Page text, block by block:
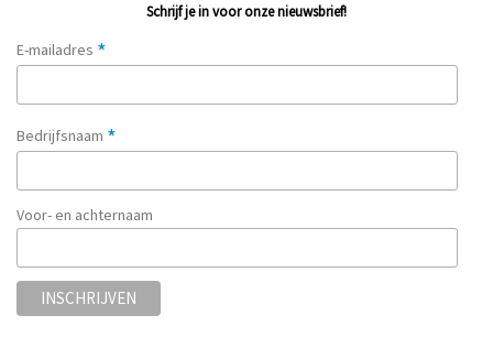
Schrijf je in voor onze nieuwsbrief!
E-mailadres *
Bedrijfsnaam *
Voor- en achternaam